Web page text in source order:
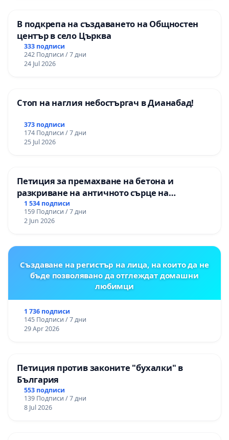
В подкрепа на създаването на Общностен
център в село Църква
333 подписи
242 Подписи / 7 дни
24 Jul 2026
Стоп на наглия небостъргач в Дианабад!
373 подписи
174 Подписи / 7 дни
25 Jul 2026
Петиция за премахване на бетона и
разкриване на античното сърце на
Могиланската могила във Враца
1 534 подписи
159 Подписи / 7 дни
2 Jun 2026
Създаване на регистър на лица, на които да не
бъде позволявано да отглеждат домашни
любимци
1 736 подписи
145 Подписи / 7 дни
29 Apr 2026
Петиция против законите "бухалки" в
България
553 подписи
139 Подписи / 7 дни
8 Jul 2026